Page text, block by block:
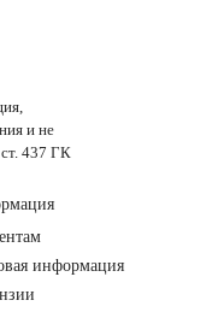
и не
437 ГК
информация